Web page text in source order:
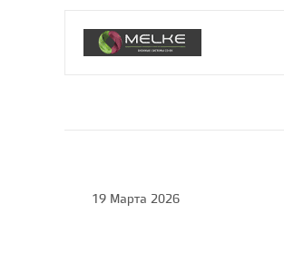
19 Марта 2026